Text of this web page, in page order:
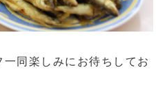
同楽しみにお待ちしてお